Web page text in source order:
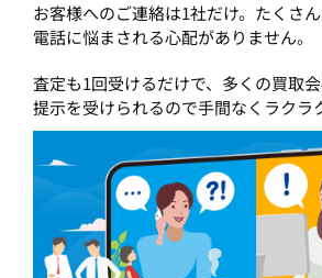
お客様へのご連絡は1社だけ。たくさ
電話に悩まされる心配がありません。
査定も1回受けるだけで、多くの買取
提示を受けられるので手間なくラクラ